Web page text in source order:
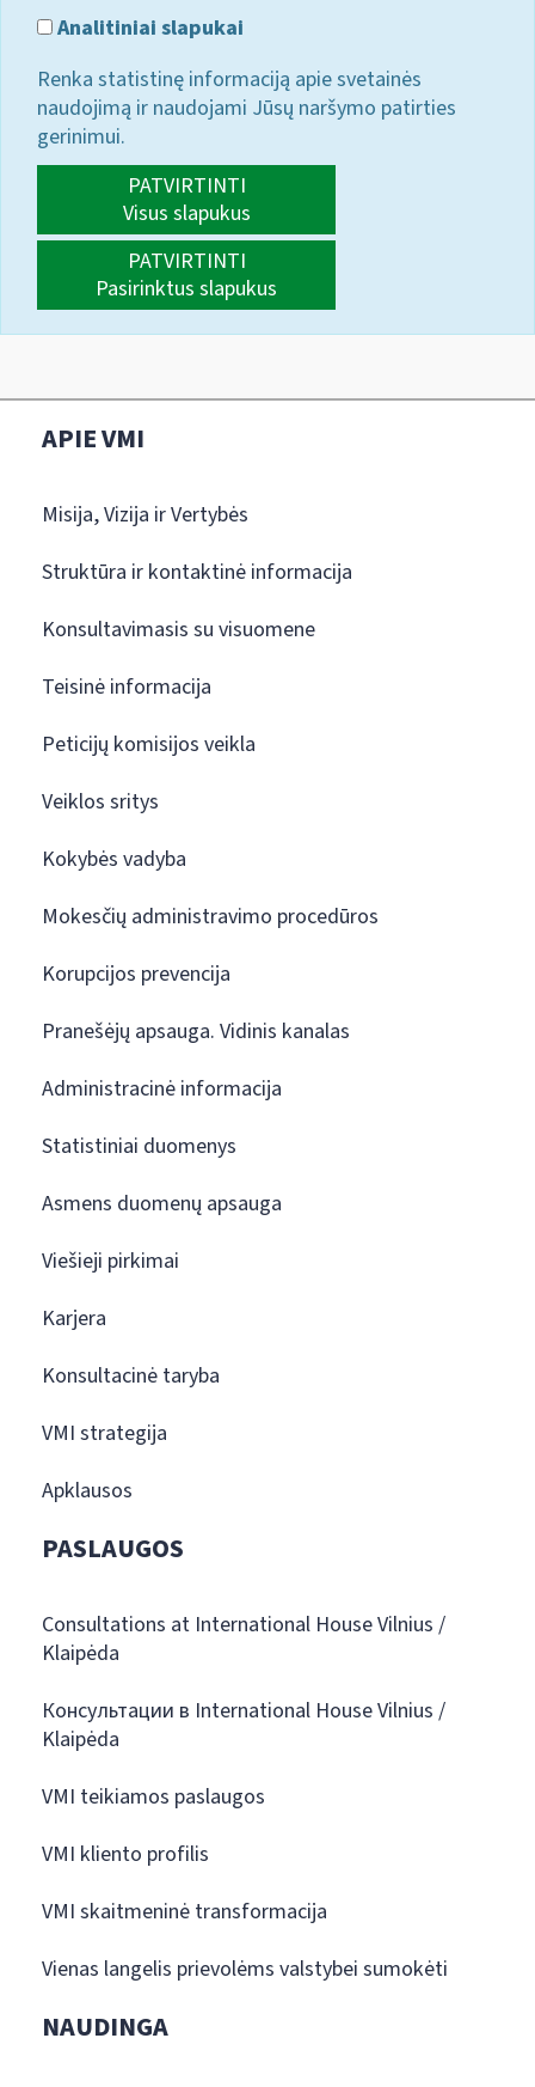
Analitiniai slapukai
Renka statistinę informaciją apie svetainės
naudojimą ir naudojami Jūsų naršymo patirties
gerinimui.
PATVIRTINTI
Visus slapukus
PATVIRTINTI
Pasirinktus slapukus
APIE VMI
Misija, Vizija ir Vertybės
Struktūra ir kontaktinė informacija
Konsultavimasis su visuomene
Teisinė informacija
Peticijų komisijos veikla
Veiklos sritys
Kokybės vadyba
Mokesčių administravimo procedūros
Korupcijos prevencija
Pranešėjų apsauga. Vidinis kanalas
Administracinė informacija
Statistiniai duomenys
Asmens duomenų apsauga
Viešieji pirkimai
Karjera
Konsultacinė taryba
VMI strategija
Apklausos
PASLAUGOS
Consultations at International House Vilnius /
Klaipėda
Консультации в International House Vilnius /
Klaipėda
VMI teikiamos paslaugos
VMI kliento profilis
VMI skaitmeninė transformacija
Vienas langelis prievolėms valstybei sumokėti
NAUDINGA